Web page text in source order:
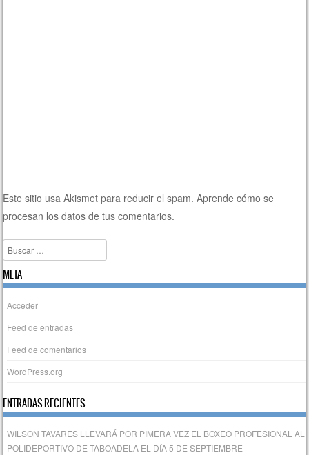
Este sitio usa Akismet para reducir el spam.Aprende cómo se
procesan los datos de tus comentarios.
Buscar
META
Acceder
Feed de entradas
Feed de comentarios
WordPress.org
ENTRADAS RECIENTES
WILSON TAVARES LLEVARÁ POR PIMERA VEZ EL BOXEO PROFESIONAL AL
POLIDEPORTIVO DE TABOADELA EL DÍA 5 DE SEPTIEMBRE